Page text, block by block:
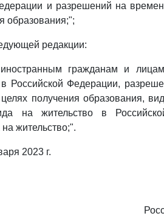
и разрешений на
образования;";
редакции:
гражданам и лицам
Российской Федерации,
получения образования,
на жительство в
жительство;".
2023 г.